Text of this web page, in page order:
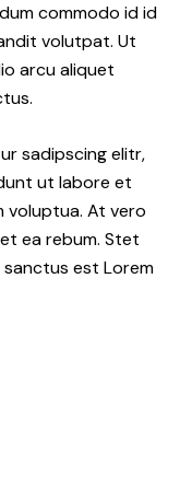
commodo id id
volutpat. Ut
arcu aliquet
sadipscing elitr,
ut labore et
voluptua. At vero
ea rebum. Stet
est Lorem